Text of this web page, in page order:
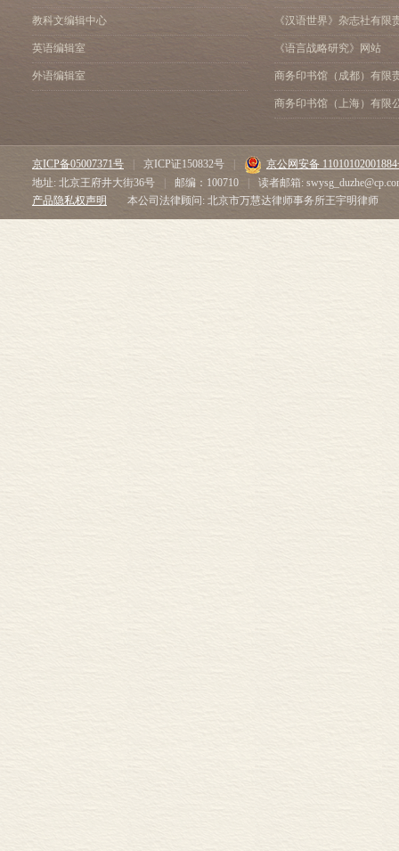
教科文编辑中心
英语编辑室
外语编辑室
《汉语世界》杂志社有限
《语言战略研究》网站
商务印书馆（成都）有限
商务印书馆（上海）有限
京ICP备05007371号 京ICP证150832号
京公网安备
地址: 北京王府井大街36号
邮编：100710
读者邮箱:
产品隐私权声明
本公司法律顾问: 北京市万慧达律师事务所王宇明律师